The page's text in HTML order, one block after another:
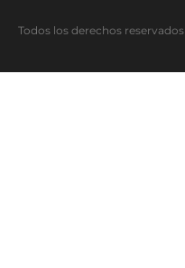
Todos los derechos reservados